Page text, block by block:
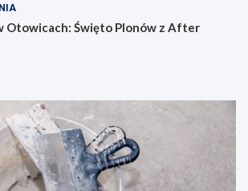
Otowicach: Święto Plonów z After